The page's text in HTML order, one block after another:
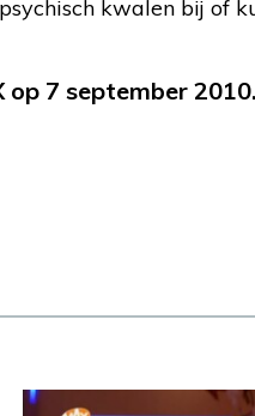
kwalen bij of
7 september